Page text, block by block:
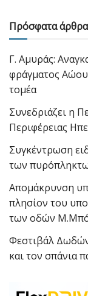
Πρόσφατα άρθρα
Γ. Αμυράς:
φράγματος Αώου
τομέα
Συνεδριάζει η
Περιφέρειας
Συγκέντρωση
των
Απομάκρυνση
πλησίον του
των οδών
Φεστιβάλ
και τον σπάνια